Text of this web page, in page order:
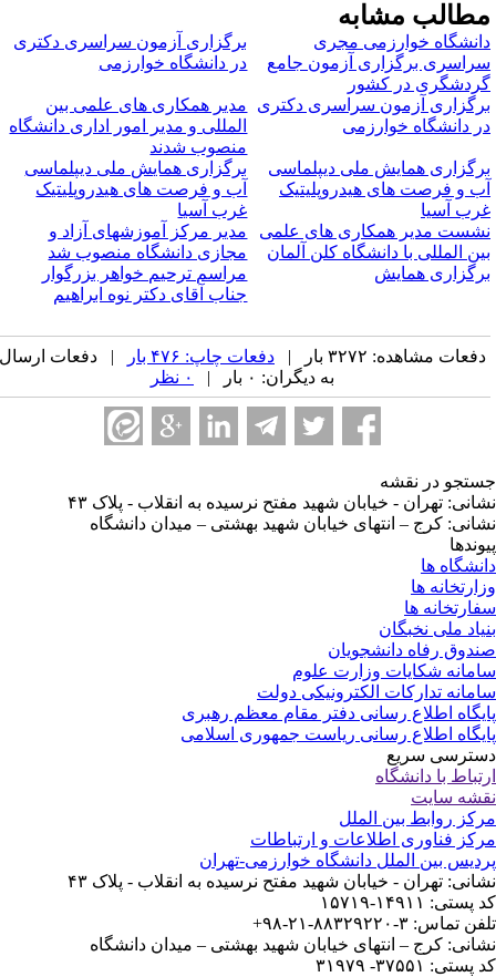
مشابه
خوارزمی مجری
برگزاری آزمون جامع
در کشور
برگزاری آزمون سراسری دکتری
در دانشگاه خوارزمی
آزمون سراسری دکتری
دانشگاه خوارزمی
مدیر همکاری های علمی بین
المللی و مدیر امور اداری دانشگاه
منصوب شدند
همایش ملی دیپلماسی
و فرصت های هیدروپلیتیک
آسیا
برگزاری همایش ملی دیپلماسی
آب و فرصت های هیدروپلیتیک
غرب آسیا
مدیر همکاری های علمی
المللی با دانشگاه کلن آلمان
مدیر مرکز آموزشهای آزاد و
مجازی دانشگاه منصوب شد
همایش
مراسم ترحیم خواهر بزرگوار
جناب آقای دکتر نوه ابراهیم
دفعات مشاهده: ۳۲۷۲ بار | دفعات چاپ: ۴۷۶ بار
| دفعات ارسال
به دیگران: ۰ بار |
در نقشه
تهران - خیابان شهید مفتح نرسیده به انقلاب - پلاک ۴۳
کرج – انتهای خیابان شهید بهشتی – میدان دانشگاه
ها
ها
ها
ملی نخبگان
رفاه دانشجویان
شکایات وزارت علوم
تدارکات الکترونیکی دولت
اطلاع رسانی دفتر مقام معظم رهبری
اطلاع رسانی ریاست جمهوری اسلامی
سریع
با دانشگاه
سایت
روابط بین الملل
فناوری اطلاعات و ارتباطات
بین الملل دانشگاه خوارزمی-تهران
تهران - خیابان شهید مفتح نرسیده به انقلاب - پلاک ۴۳
۱۴۹۱۱-۱۵۷۱۹
تماس: ۳-۸۸۳۲۹۲۲۰-۲۱-۹۸+
کرج – انتهای خیابان شهید بهشتی – میدان دانشگاه
۳۷۵۵۱- ۳۱۹۷۹